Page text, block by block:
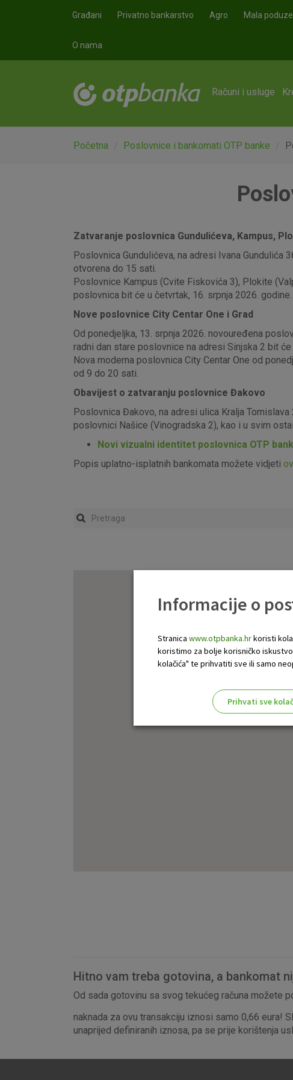
Građani Privatno bankarstvo Agro Mala
O nama
Računi i usluge
Početna Poslovnice i bankomati OTP banke
Zatvaranje poslovnica Gundulićeva, Kampus,
Poslovnica Gundulićeva, na adresi Ivana Gundulića
otvorena do 15 sati.
Poslovnice Kampus (Cvite Fiskovića 3), Plokite
poslovnica bit će u četvrtak, 16. srpnja 2026.
Nove poslovnice City Centar One i Grad
Od ponedjeljka, 13. srpnja 2026. novouređena
radni dan stare poslovnice na adresi Sinjska 2 bit
Nova moderna poslovnica City Centar One od
od 9 do 20 sati.
Obavijest o zatvaranju poslovnice Đakovo
Poslovnica Đakovo, na adresi ulica Kralja
poslovnici Našice (Vinogradska 2), kao i u svim
Novi vizualni identitet poslovnica OTP
Popis uplatno-isplatnih bankomata možete vidjeti
Hitno vam treba gotovina, a bankomat
Od sada gotovinu sa svog tekućeg računa možete
naknada za ovu transakciju iznosi samo 0,66 eura!
unaprijed definiranih iznosa, pa se prije korištenja
Informacije o
Stranica www.otpbanka.hrkoristi
koristimo za bolje korisničko
kolačića" te prihvatiti sve ili samo
Prihvati sve